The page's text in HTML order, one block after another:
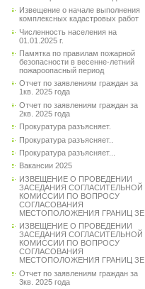
Извещение о начале выполнения
комплексных кадастровых работ
Численность населения на
01.01.2025 г.
Памятка по правилам пожарной
безопасности в весенне-летний
пожароопасный период
Отчет по заявлениям граждан за
1кв. 2025 года
Отчет по заявлениям граждан за
2кв. 2025 года
Прокуратура разъясняет.
Прокуратура разъясняет..
Прокуратура разъясняет...
Вакансии 2025
ИЗВЕЩЕНИЕ О ПРОВЕДЕНИИ
ЗАСЕДАНИЯ СОГЛАСИТЕЛЬНОЙ
КОМИССИИ ПО ВОПРОСУ
СОГЛАСОВАНИЯ
МЕСТОПОЛОЖЕНИЯ ГРАНИЦ ЗЕ
ИЗВЕЩЕНИЕ О ПРОВЕДЕНИИ
ЗАСЕДАНИЯ СОГЛАСИТЕЛЬНОЙ
КОМИССИИ ПО ВОПРОСУ
СОГЛАСОВАНИЯ
МЕСТОПОЛОЖЕНИЯ ГРАНИЦ ЗЕ
Отчет по заявлениям граждан за
3кв. 2025 года